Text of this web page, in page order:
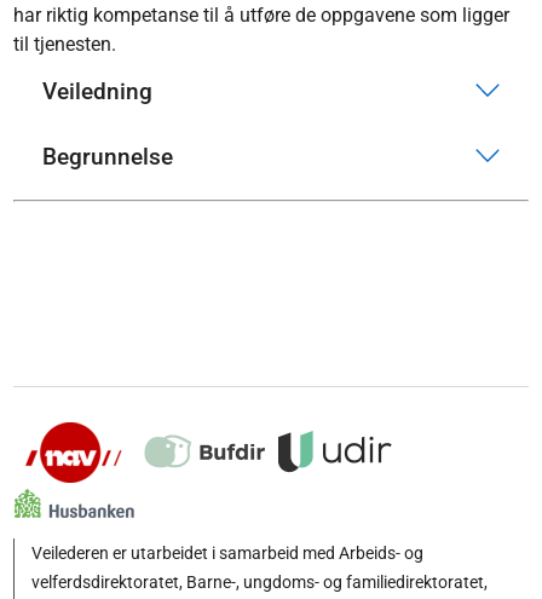
har riktig kompetanse til å utføre de oppgavene som ligger
til tjenesten.
Veiledning
Begrunnelse
Veilederen er utarbeidet i samarbeid med Arbeids- og
velferdsdirektoratet, Barne-, ungdoms- og familiedirektoratet,